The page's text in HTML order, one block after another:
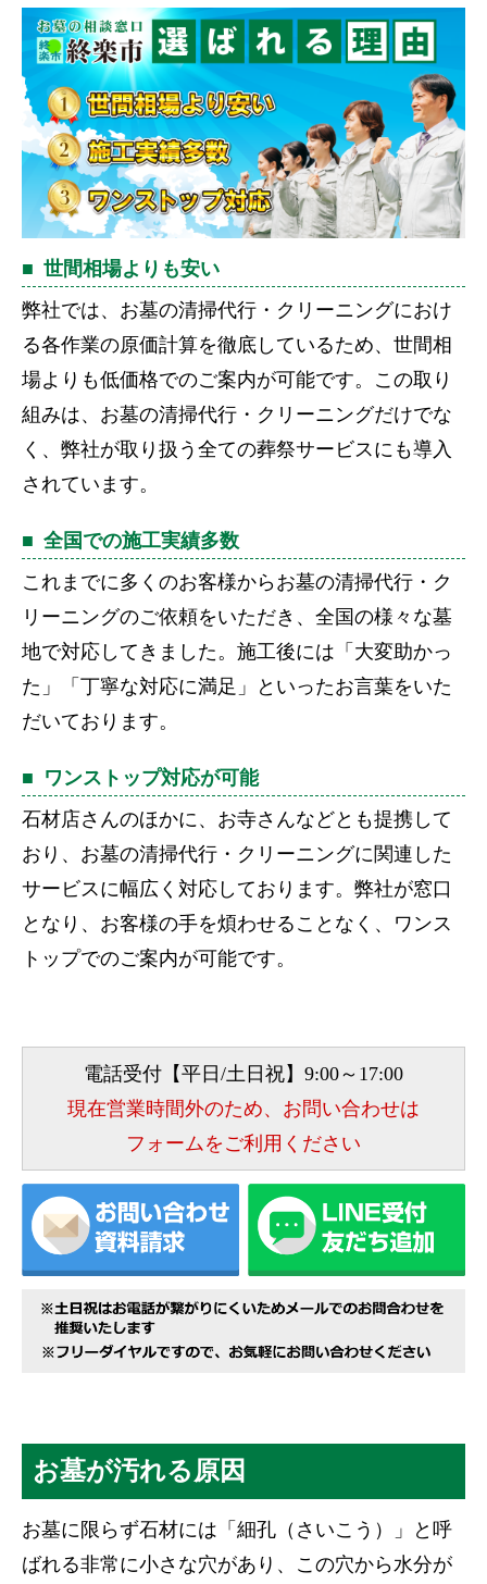
世間相場よりも安い
弊社では、お墓の清掃代行・クリーニングにおけ
る各作業の原価計算を徹底しているため、世間相
場よりも低価格でのご案内が可能です。この取り
組みは、お墓の清掃代行・クリーニングだけでな
く、弊社が取り扱う全ての葬祭サービスにも導入
されています。
全国での施工実績多数
これまでに多くのお客様からお墓の清掃代行・ク
リーニングのご依頼をいただき、全国の様々な墓
地で対応してきました。施工後には「大変助かっ
た」「丁寧な対応に満足」といったお言葉をいた
だいております。
ワンストップ対応が可能
石材店さんのほかに、お寺さんなどとも提携して
おり、お墓の清掃代行・クリーニングに関連した
サービスに幅広く対応しております。弊社が窓口
となり、お客様の手を煩わせることなく、ワンス
トップでのご案内が可能です。
電話受付【平日/土日祝】9:00～17:00
現在営業時間外のため、お問い合わせは
フォームをご利用ください
お墓が汚れる原因
お墓に限らず石材には「細孔（さいこう）」と呼
ばれる非常に小さな穴があり、この穴から水分が